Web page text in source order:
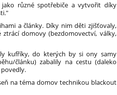
různé spotřebiče a vytvořit díky
a články. Díky nim děti zjišťovaly,
domovy (bezdomovectví, války,
kufříky, do kterých by si ony samy
článku) zabalily na cestu (daleko
na téma domov technikou blackout